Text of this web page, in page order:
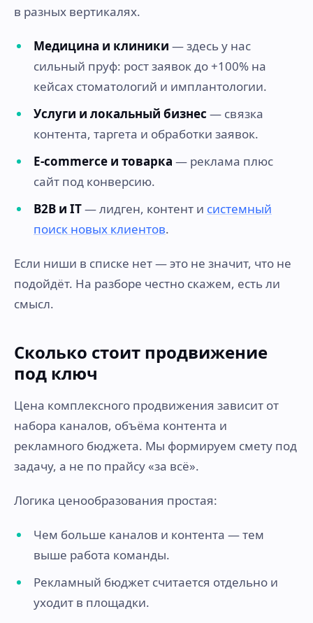
в разных вертикалях.
Медицина и клиники — здесь у нас
сильный пруф: рост заявок до +100% на
кейсах стоматологий и имплантологии.
Услуги и локальный бизнес — связка
контента, таргета и обработки заявок.
E-commerce и товарка — реклама плюс
сайт под конверсию.
B2B и IT— лидген, контент и системный
поиск новых клиентов.
Если ниши в списке нет — это не значит, что не
подойдёт. На разборе честно скажем, есть ли
смысл.
Сколько стоит продвижение
под ключ
Цена комплексного продвижения зависит от
набора каналов, объёма контента и
рекламного бюджета. Мы формируем смету под
задачу, а не по прайсу «за всё».
Логика ценообразования простая:
Чем больше каналов и контента — тем
выше работа команды.
Рекламный бюджет считается отдельно и
уходит в площадки.